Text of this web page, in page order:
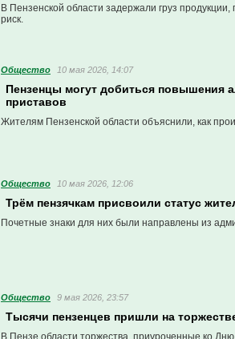
В Пензенской области задержали груз
риск.
Общество 10 мая 2026, 14:07
Пензенцы могут добиться повышения
приставов
Жителям Пензенской области объяснили, как
Общество 10 мая 2026, 12:06
Трём пензячкам присвоили статус
Почетные знаки для них были направлены из
Общество 9 мая 2026, 23:57
Тысячи пензенцев пришли на
В Пензе области торжества, приуроченные ко